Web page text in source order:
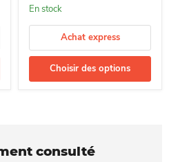
En stock
Achat express
Choisir des options
consulté